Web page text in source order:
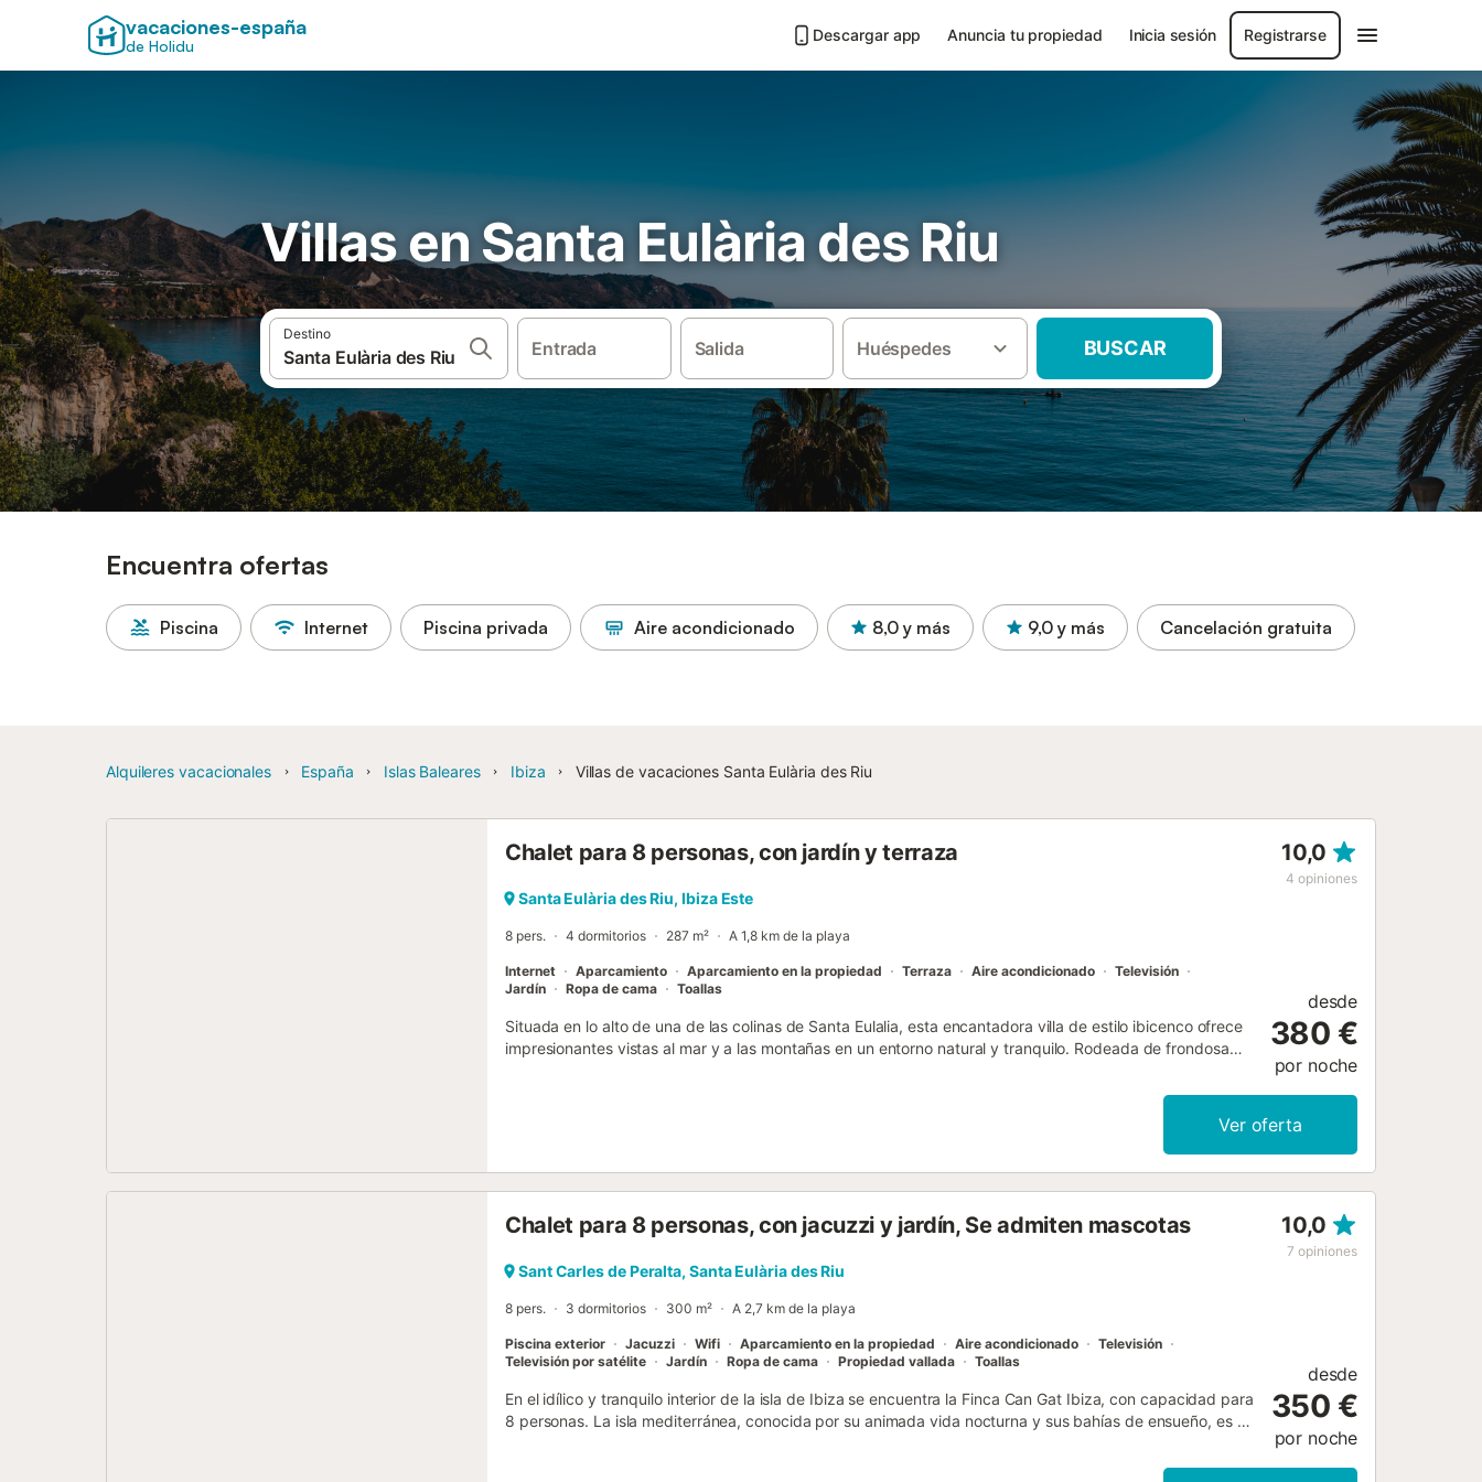
vacaciones-españa
de Holidu
Descargar app Anuncia tu propiedad Inicia sesión Registrarse
Villas en Santa Eulària des Riu
Destino
Entrada Salida Huéspedes BUSCAR
Encuentra ofertas
Piscina Internet Piscina privada Aire acondicionado 8,0 y más 9,0 y más Cancelación gratuita
Alquileres vacacionales España Islas Baleares Ibiza Villas de vacaciones Santa Eulària des Riu
Chalet para 8 personas, con jardín y terraza 10,0
4 opiniones
Santa Eulària des Riu, Ibiza Este
8 pers. 4 dormitorios 287 m² A 1,8 km de la playa
Internet Aparcamiento Aparcamiento en la propiedad Terraza Aire acondicionado
Televisión
Jardín
Ropa de cama Toallas
Situada en lo alto de una de las colinas de Santa Eulalia, esta encantadora villa de estilo ibicenco ofrece
impresionantes vistas al mar y a las montañas en un entorno natural y tranquilo. Rodeada de frondosa
parras. El área de estar de planta abierta cuenta con un acogedor espacio de sofás, una gran televisión
y un comedor interior que conduce a una espaciosa terraza con vistas panorámicas al mar, tumbonas y
una zona de comedor al aire libre. La cocina totalmente equipada incluye electrodomésticos modernos
como placa eléctrica, horno, lavavajillas, cafetera Nespresso y más, perfecta para preparar comidas en
Dormitorio 4: cama de matrimonio (planta inferior). Baño 1: bañera (junto a los dormitorios 1 y 2). Baño 2:
segunda zona de estar con chimenea y entrada independiente se encuentra en la planta inferior. La villa
Eulalia del Río, con playas como Niu Blau y Cala Pada a poc...
desde
380 €
por noche
Ver oferta
Chalet para 8 personas, con jacuzzi y jardín, Se admiten mascotas 10,0
7 opiniones
Sant Carles de Peralta, Santa Eulària des Riu
8 pers. 3 dormitorios 300 m² A 2,7 km de la playa
Piscina exterior Jacuzzi Wifi Aparcamiento en la propiedad Aire acondicionado
Televisión
Televisión por satélite
Jardín Ropa de cama Propiedad vallada Toallas
En el idílico y tranquilo interior de la isla de Ibiza se encuentra la Finca Can Gat Ibiza, con capacidad para
8 personas. La isla mediterránea, conocida por su animada vida nocturna y sus bahías de ensueño, es el
está equipada con una acogedora sala de estar con una gran mesa para veladas juntos, una cocina bien
desde
350 €
por noche